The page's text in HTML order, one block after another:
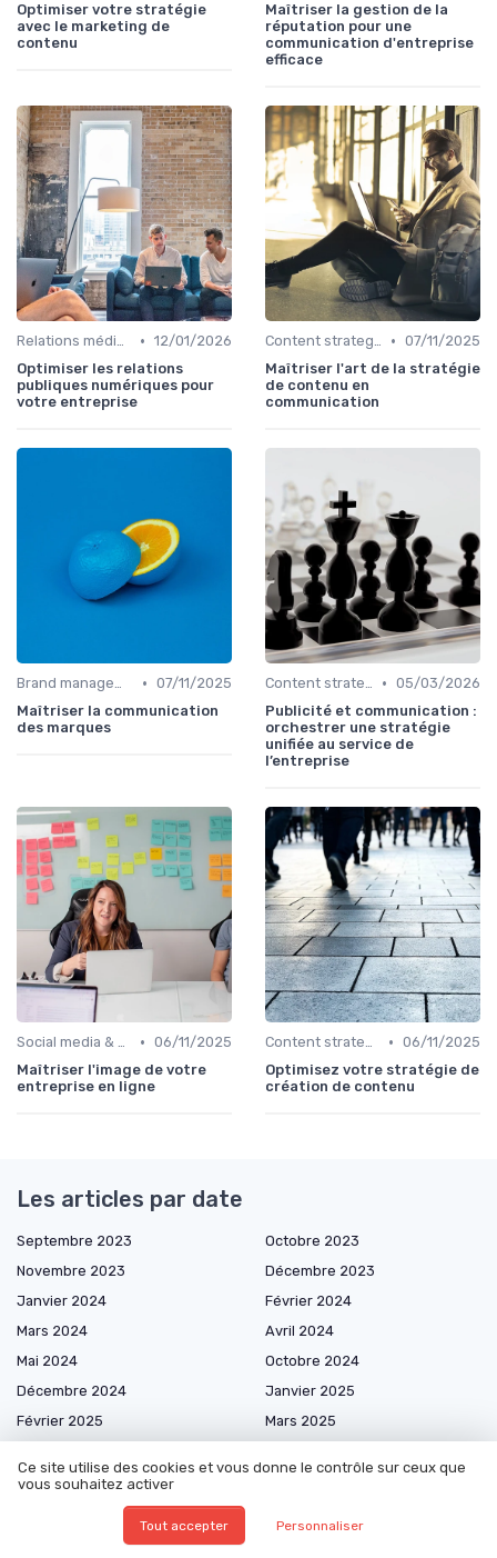
Optimiser votre stratégie
avec le marketing de
contenu
Maîtriser la gestion de la
réputation pour une
communication d'entreprise
efficace
Relations médias & presse • 12/01/2026
Optimiser les relations
publiques numériques pour
votre entreprise
Content strategy & content marketing • 07/11/2025
Maîtriser l'art de la stratégie
de contenu en
communication
Brand management & branding • 07/11/2025
Maîtriser la communication
des marques
Content strategy & content marketing • 05/03/2026
Publicité et communication :
orchestrer une stratégie
unifiée au service de
l’entreprise
Social media & e-réputation • 06/11/2025
Maîtriser l'image de votre
entreprise en ligne
Content strategy & content marketing • 06/11/2025
Optimisez votre stratégie de
création de contenu
Les articles par date
Septembre 2023
Octobre 2023
Novembre 2023
Décembre 2023
Janvier 2024
Février 2024
Mars 2024
Avril 2024
Mai 2024
Octobre 2024
Décembre 2024
Janvier 2025
Février 2025
Mars 2025
Juin 2025
Ce site utilise des cookies et vous donne le contrôle sur ceux que
vous souhaitez activer
Tout accepter Personnaliser